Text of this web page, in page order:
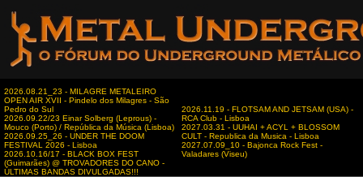
2026.08.21_23 - MILAGRE METALEIRO
OPEN AIR XVII - Pindelo dos Milagres - São
Pedro do Sul
2026.09.22/23 Einar Solberg (Leprous) -
Mouco (Porto) / República da Música (Lisboa)
2026.09.25_26 - UNDER THE DOOM
FESTIVAL 2026 - Lisboa
2026.10.16/17 - BLACK BOX FEST
(Guimarães) @ TROVADORES DO CANO -
ÚLTIMAS BANDAS DIVULGADAS!!!
2026.11.19 - FLOTSAM AND JETSAM (USA) -
RCA Club - Lisboa
2027.03.31 - UUHAI + ACYL + BLOSSOM
CULT - Republica da Musica - Lisboa
2027.07.09_10 - Bajonca Rock Fest -
Valadares (Viseu)